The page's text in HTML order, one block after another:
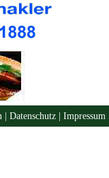
Datenschutz Impressum